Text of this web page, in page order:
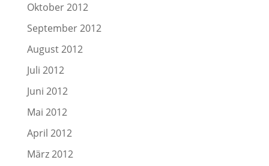
Oktober 2012
September 2012
August 2012
Juli 2012
Juni 2012
Mai 2012
April 2012
März 2012